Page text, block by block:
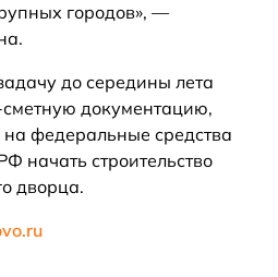
городов», —
до середины лета
сметную документацию,
федеральные средства
начать строительство
дворца.